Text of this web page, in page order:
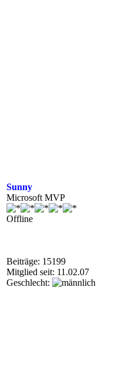
Sunny
Microsoft MVP
Offline
Beiträge: 15199
Mitglied seit: 11.02.07
Geschlecht: